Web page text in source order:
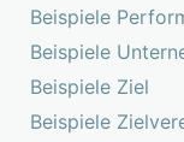
Beispiele
Beispiele
Beispiele Ziel
Beispiele